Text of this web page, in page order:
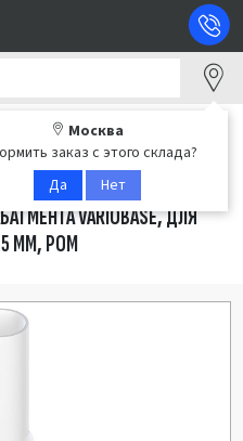
Москва
заказ с этого склада?
Да
Нет
VARIOBASE, ДЛЯ
ММ, POM